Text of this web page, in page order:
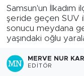
Samsun'un İlkadım
şeride geçen SUV
sonucu meydana
yaşındaki oğlu
MERVE NUR
EDITÖR
Süper Lig
Tüm
Son Dakika